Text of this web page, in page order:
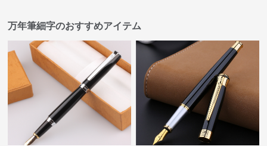
万年筆細字のおすすめアイテム